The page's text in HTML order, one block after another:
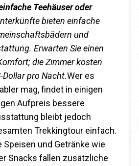
Teehäuser oder
bieten einfache
und
Erwarten Sie einen
die Zimmer kosten
pro Nacht.Wer es
mag, findet in einigen
Aufpreis bessere
bleibt jedoch
Trekkingtour einfach.
Speisen und Getränke wie
Snacks fallen zusätzliche